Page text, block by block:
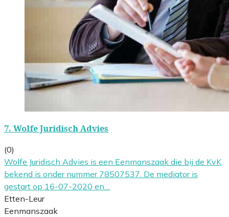
7. Wolfe Juridisch Advies
(0)
Wolfe Juridisch Advies is een Eenmanszaak die bij de KvK
bekend is onder nummer 78507537. De mediator is
gestart op 16-07-2020 en…
Etten-Leur
Eenmanszaak